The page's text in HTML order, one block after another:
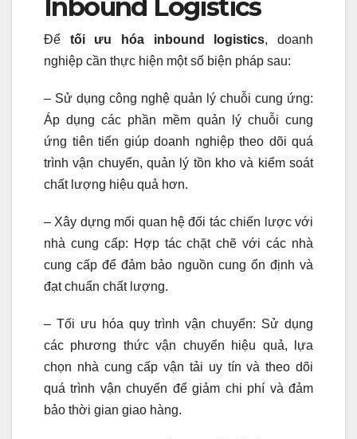
Inbound Logistics
Để tối ưu hóa inbound logistics, doanh
nghiệp cần thực hiện một số biện pháp sau:
– Sử dụng công nghệ quản lý chuỗi cung ứng:
Áp dụng các phần mềm quản lý chuỗi cung
ứng tiên tiến giúp doanh nghiệp theo dõi quá
trình vận chuyển, quản lý tồn kho và kiểm soát
chất lượng hiệu quả hơn.
– Xây dựng mối quan hệ đối tác chiến lược với
nhà cung cấp: Hợp tác chặt chẽ với các nhà
cung cấp để đảm bảo nguồn cung ổn định và
đạt chuẩn chất lượng.
– Tối ưu hóa quy trình vận chuyển: Sử dụng
các phương thức vận chuyển hiệu quả, lựa
chọn nhà cung cấp vận tải uy tín và theo dõi
quá trình vận chuyển để giảm chi phí và đảm
bảo thời gian giao hàng.